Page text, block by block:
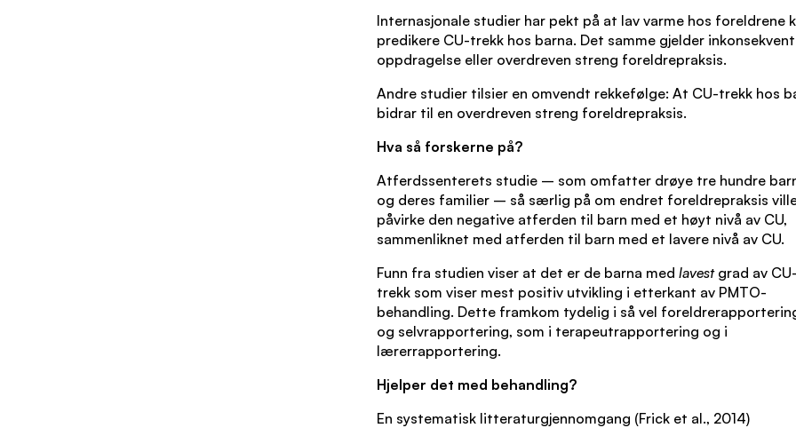
Internasjonale studier har pekt på at lav varme hos foreldrene
predikere CU-trekk hos barna. Det samme gjelder inkonsekvent
oppdragelse eller overdreven streng foreldrepraksis.
Andre studier tilsier en omvendt rekkefølge: At CU-trekk hos
bidrar til en overdreven streng foreldrepraksis.
Hva så forskerne på?
Atferdssenterets studie – som omfatter drøye tre hundre
og deres familier – så særlig på om endret foreldrepraksis
påvirke den negative atferden til barn med et høyt nivå av CU,
sammenliknet med atferden til barn med et lavere nivå av CU.
Funn fra studien viser at det er de barna med lavestgrad av CU-
trekk som viser mest positiv utvikling i etterkant av PMTO-
behandling. Dette framkom tydelig i så vel
og selvrapportering, som i terapeutrapportering og i
lærerrapportering.
Hjelper det med behandling?
En systematisk litteraturgjennomgang (Frick et al., 2014)